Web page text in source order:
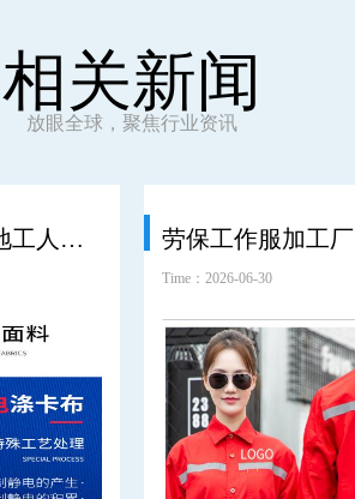
相关新闻
放眼全球，聚焦行业资讯
鄂温克族自治旗工地工人劳保服工装 劳保工作服加工厂
Time：2026-06-30